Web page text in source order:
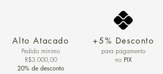
Alto Atacado
Pedido mínimo
R$3.000,00
20% de desconto
+5% Desconto
para pagamento
no PIX